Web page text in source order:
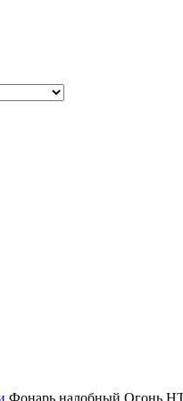
Фонарь налобный Огонь